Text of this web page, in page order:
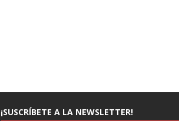
¡SUSCRÍBETE A LA NEWSLETTER!